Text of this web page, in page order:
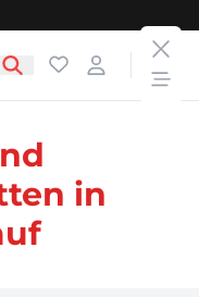
Favoriten
Login
in